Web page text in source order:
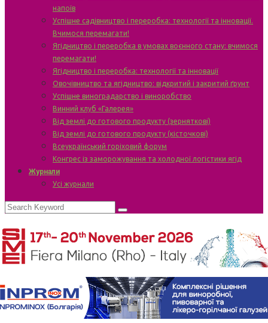
напоїв
Успішне садівництво і переробка: технології та інновації.
Вчимося перемагати!
Ягідництво і переробка в умовах воєнного стану: вчимося
перемагати!
Ягідництво і переробка: технології та інновації
Овочівництво та ягідництво: відкритий і закритий ґрунт
Успішне виноградарство і виноробство
Винний клуб «Галерея»
Від землі до готового продукту (зерняткові)
Від землі до готового продукту (кісточкові)
Всеукраїнський горіховий форум
Конгрес із заморожування та холодної логістики ягід
Журнали
Усі журнали